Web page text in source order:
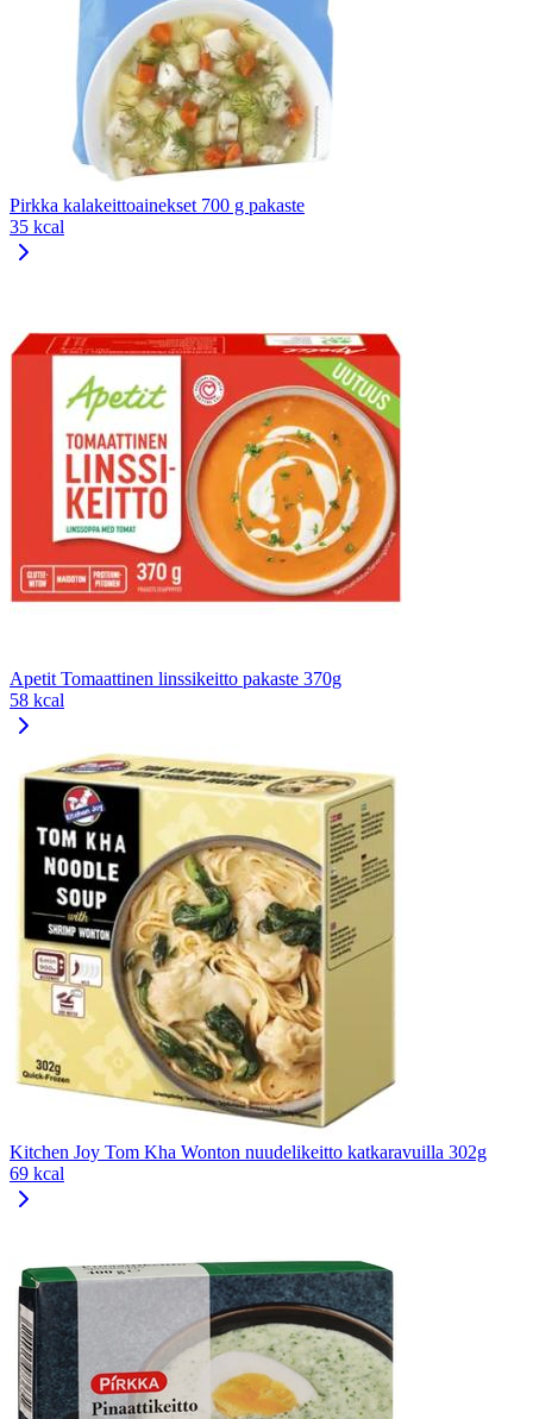
Pirkka kalakeittoainekset 700 g pakaste
35 kcal
Apetit Tomaattinen linssikeitto pakaste 370g
58 kcal
Kitchen Joy Tom Kha Wonton nuudelikeitto katkaravuilla 302g
69 kcal